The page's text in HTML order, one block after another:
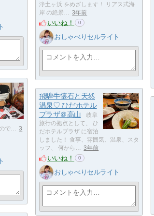
浄土ヶ浜 をめざします！ リアス式海
岸 の絶景… 3年前
いいね！ 0
おしゃべりセルライト
で… 3
飛騨牛懐石と天然
温泉♡ ひだホテル
プラザ＠高山
岐阜
旅行の拠点として、 ひ
だホテルプラザ に宿泊
しました！ 食事、雰囲気、温泉、スタ
ッフ、 何から… 3年前
いいね！ 0
おしゃべりセルライト